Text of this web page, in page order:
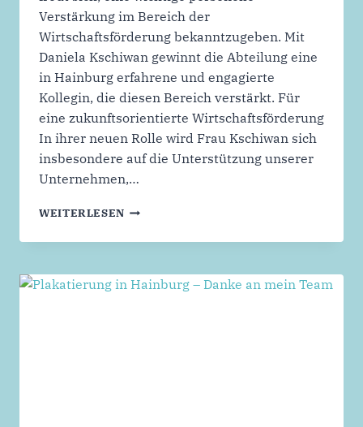
Verstärkung im Bereich der
Wirtschaftsförderung bekanntzugeben. Mit
Daniela Kschiwan gewinnt die Abteilung eine
in Hainburg erfahrene und engagierte
Kollegin, die diesen Bereich verstärkt. Für
eine zukunftsorientierte Wirtschaftsförderung
In ihrer neuen Rolle wird Frau Kschiwan sich
insbesondere auf die Unterstützung unserer
Unternehmen,…
WEITERLESEN HAINBURG
WIRTSCHAFTSFÖRDERUNG